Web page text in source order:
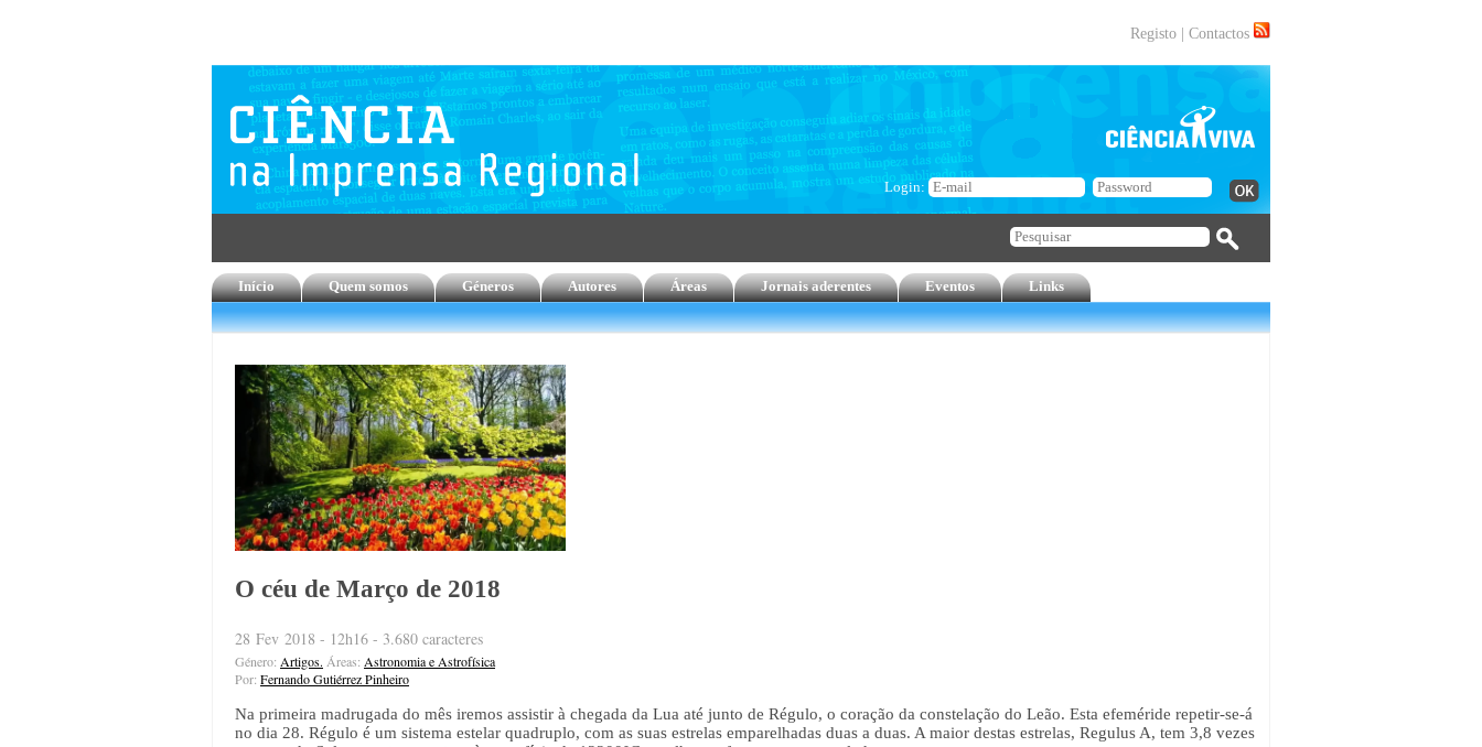
Registo Contactos
Login:
Início Quem somos Géneros Autores Áreas Jornais aderentes Eventos Links
O céu de Março de 2018
28 Fev 2018 - 12h16 - 3.680 caracteres
Género: Artigos. Áreas: Astronomia e Astrofísica
Por: Fernando Gutiérrez Pinheiro
Na primeira madrugada do mês iremos assistir à chegada da Lua até junto de Régulo, o coração da constelação do Leão. Esta efeméride repetir-se-á
no dia 28. Régulo é um sistema estelar quadruplo, com as suas estrelas emparelhadas duas a duas. A maior destas estrelas, Regulus A, tem 3,8 vezes